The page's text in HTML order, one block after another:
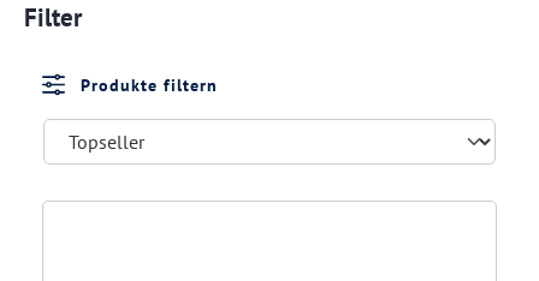
Filter
Produkte filtern